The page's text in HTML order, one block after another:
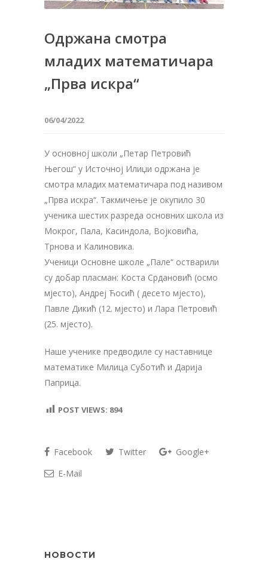
Одржана смотра
младих математичара
„Прва искра“
06/04/2022
У основној школи „Петар Петровић
Његош“ у Источној Илиџи одржана је
смотра младих математичара под називом
„Прва искра“. Такмичење је окупило 30
ученика шестих разреда основних школа из
Мокрог, Пала, Касиндола, Војковића,
Трнова и Калиновика.
Ученици Основне школе „Пале“ остварили
су добар пласман: Коста Срдановић (осмо
мјесто), Андреј Ћосић ( десето мјесто),
Павле Дикић (12. мјесто) и Лара Петровић
(25. мјесто).
Наше ученике предводиле су наставнице
математике Милица Суботић и Дарија
Паприца.
POST VIEWS: 894
Facebook Twitter
Google+
E-Mail
НОВОСТИ